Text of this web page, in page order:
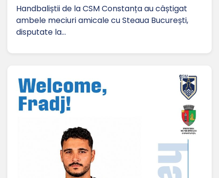
Handbaliștii de la CSM Constanța au câștigat
ambele meciuri amicale cu Steaua București,
disputate la…